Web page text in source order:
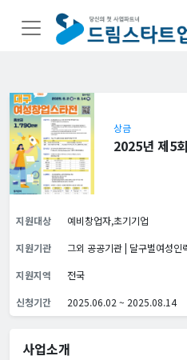
상금
2025년 제5
지원대상
예비창업자,초기기업
지원기관
그외 공공기관 | 달구벌여성인
지원지역
전국
신청기간
2025.06.02 ~ 2025.08.14
사업소개